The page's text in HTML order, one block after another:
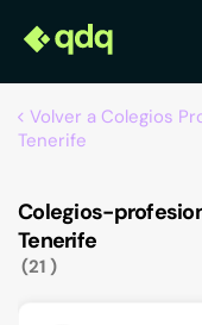
Volver a Colegios
Tenerife
Colegios-
Tenerife
21